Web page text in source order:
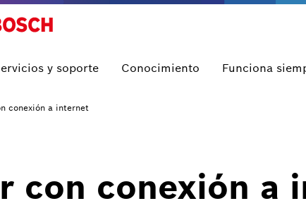
y soporte Conocimiento Funciona
conexión a internet
con conexión a